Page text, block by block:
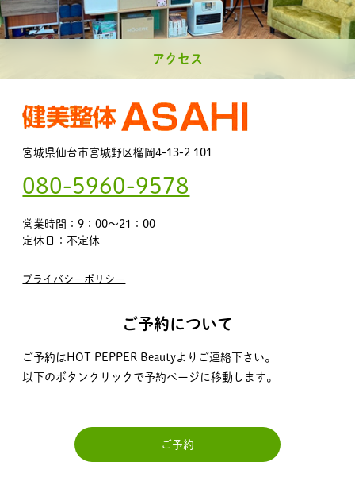
アクセス
宮城県仙台市宮城野区榴岡4-13-2 101
080-5960-9578
営業時間：9：00～21：00
定休日：不定休
プライバシーポリシー
ご予約について
ご予約はHOT PEPPER Beautyよりご連絡下さい。
以下のボタンクリックで予約ページに移動します。
ご予約